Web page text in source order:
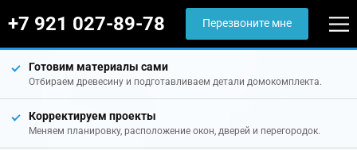
+7 921 027-89-78 Перезвоните мне
Готовим материалы сами
Отбираем древесину и подготавливаем детали домокомплекта.
Корректируем проекты
Меняем планировку, расположение окон, дверей и перегородок.